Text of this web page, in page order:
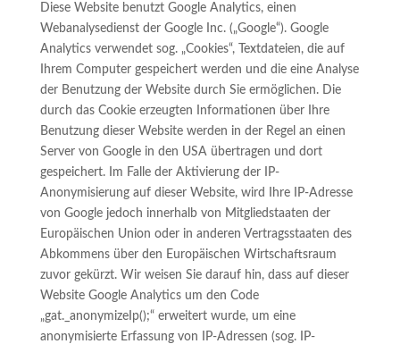
Diese Website benutzt Google Analytics, einen
Webanalysedienst der Google Inc. („Google“). Google
Analytics verwendet sog. „Cookies“, Textdateien, die auf
Ihrem Computer gespeichert werden und die eine Analyse
der Benutzung der Website durch Sie ermöglichen. Die
durch das Cookie erzeugten Informationen über Ihre
Benutzung dieser Website werden in der Regel an einen
Server von Google in den USA übertragen und dort
gespeichert. Im Falle der Aktivierung der IP-
Anonymisierung auf dieser Website, wird Ihre IP-Adresse
von Google jedoch innerhalb von Mitgliedstaaten der
Europäischen Union oder in anderen Vertragsstaaten des
Abkommens über den Europäischen Wirtschaftsraum
zuvor gekürzt. Wir weisen Sie darauf hin, dass auf dieser
Website Google Analytics um den Code
„gat._anonymizeIp();“ erweitert wurde, um eine
anonymisierte Erfassung von IP-Adressen (sog. IP-